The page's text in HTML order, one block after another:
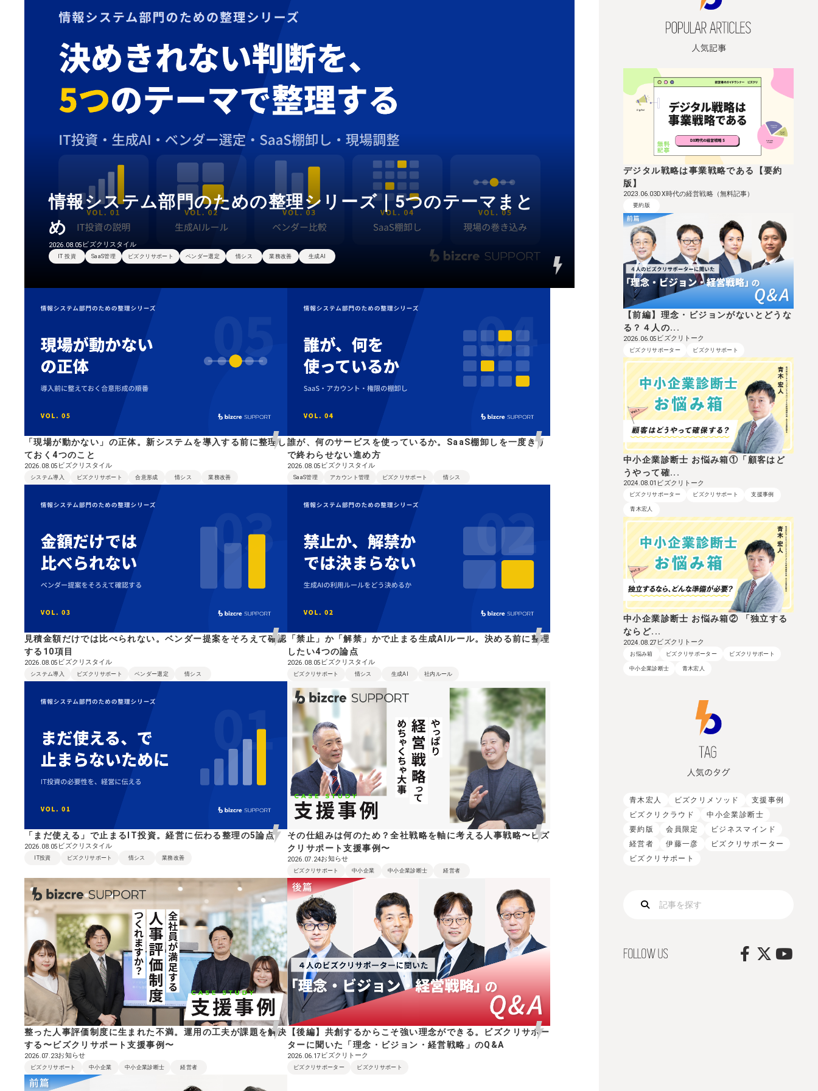
情報システム部門のための整理シリーズ｜5つのテーマまと
め
2026.08.05 ビズクリスタイル
IT 投資 SaaS管理 ビズクリサポート ベンダー選定 情シス 業務改善 生成AI
「現場が動かない」の正体。新システムを導入する前に整理し
ておく4つのこと
2026.08.05 ビズクリスタイル
システム導入 ビズクリサポート 合意形成 情シス 業務改善
誰が、何のサービスを使っているか。SaaS棚卸しを一度きり
で終わらせない進め方
2026.08.05 ビズクリスタイル
SaaS管理 アカウント管理 ビズクリサポート 情シス
見積金額だけでは比べられない。ベンダー提案をそろえて確認
する10項目
2026.08.05 ビズクリスタイル
システム導入 ビズクリサポート ベンダー選定 情シス
「禁止」か「解禁」かで止まる生成AIルール。決める前に整理
したい4つの論点
2026.08.05 ビズクリスタイル
ビズクリサポート 情シス 生成AI 社内ルール
「まだ使える」で止まるIT投資。経営に伝わる整理の5論点
2026.08.05 ビズクリスタイル
IT投資 ビズクリサポート 情シス 業務改善
その仕組みは何のため？全社戦略を軸に考える人事戦略〜ビズ
クリサポート支援事例〜
2026.07.24お知らせ
ビズクリサポート 中小企業 中小企業診断士 経営者
整った人事評価制度に生まれた不満。運用の工夫が課題を解決
する〜ビズクリサポート支援事例〜
2026.07.23お知らせ
ビズクリサポート 中小企業 中小企業診断士 経営者
【後編】共創するからこそ強い理念ができる。ビズクリサポー
ターに聞いた「理念・ビジョン・経営戦略」のQ&A
2026.06.17 ビズクリトーク
ビズクリサポーター ビズクリサポート
デジタル戦略は事業戦略である【要約
版】
2023.06.03DX時代の経営戦略（無料記事）
要約版
【前編】理念・ビジョンがないとどうな
る？４人の...
2026.06.05 ビズクリトーク
ビズクリサポーター ビズクリサポート
中小企業診断士 お悩み箱①「顧客はど
うやって確...
2024.08.01 ビズクリトーク
ビズクリサポーター ビズクリサポート 支援事例
青木宏人
中小企業診断士 お悩み箱② 「独立する
ならど...
2024.08.27 ビズクリトーク
お悩み箱 ビズクリサポーター ビズクリサポート
中小企業診断士 青木宏人
青木宏人 ビズクリメソッド
支援事例
ビズクリクラウド
中小企業診断士
要約版
会員限定
ビジネスマインド
経営者
伊藤一彦
ビズクリサポーター
ビズクリサポート